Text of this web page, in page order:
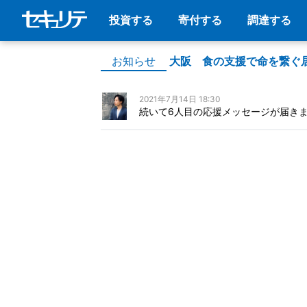
投資する 寄付する 調達する
お知らせ 大阪 食の支援で命を繋ぐ
2021年7月14日 18:30
続いて6人目の応援メッセージが届き